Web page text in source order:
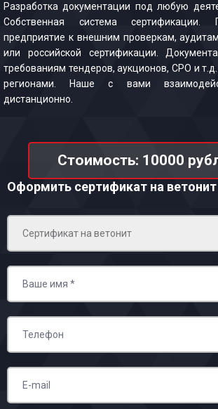
Разработка документации под любую
Собственная система сертификации.
предприятие к внешним проверкам,
или российской сертификации.
требованиям тендеров, аукционов, СРО и
регионами. Наше с вами
дистанционно.
Стоимость: 10000
Оформить сертификат на ветонит